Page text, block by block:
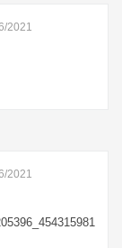
2021
2021